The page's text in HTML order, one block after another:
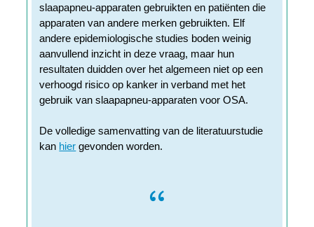
slaapapneu-apparaten gebruikten en patiënten die
apparaten van andere merken gebruikten. Elf
andere epidemiologische studies boden weinig
aanvullend inzicht in deze vraag, maar hun
resultaten duidden over het algemeen niet op een
verhoogd risico op kanker in verband met het
gebruik van slaapapneu-apparaten voor OSA.
De volledige samenvatting van de literatuurstudie
kan hier gevonden worden.